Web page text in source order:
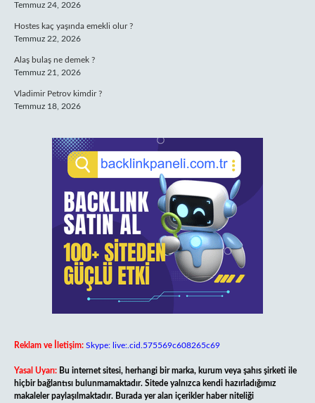
Temmuz 24, 2026
Hostes kaç yaşında emekli olur ?
Temmuz 22, 2026
Alaş bulaş ne demek ?
Temmuz 21, 2026
Vladimir Petrov kimdir ?
Temmuz 18, 2026
Reklam ve İletişim: Skype: live:.cid.575569c608265c69
Yasal Uyarı: Bu internet sitesi, herhangi bir marka, kurum veya şahıs şirketi ile
hiçbir bağlantısı bulunmamaktadır. Sitede yalnızca kendi hazırladığımız
makaleler paylaşılmaktadır. Burada yer alan içerikler haber niteliği